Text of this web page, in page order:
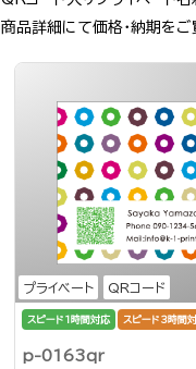
商品詳細にて価格・納期を
プライベート QRコード
スピード1時間対応 スピード3時間
p-0163qr